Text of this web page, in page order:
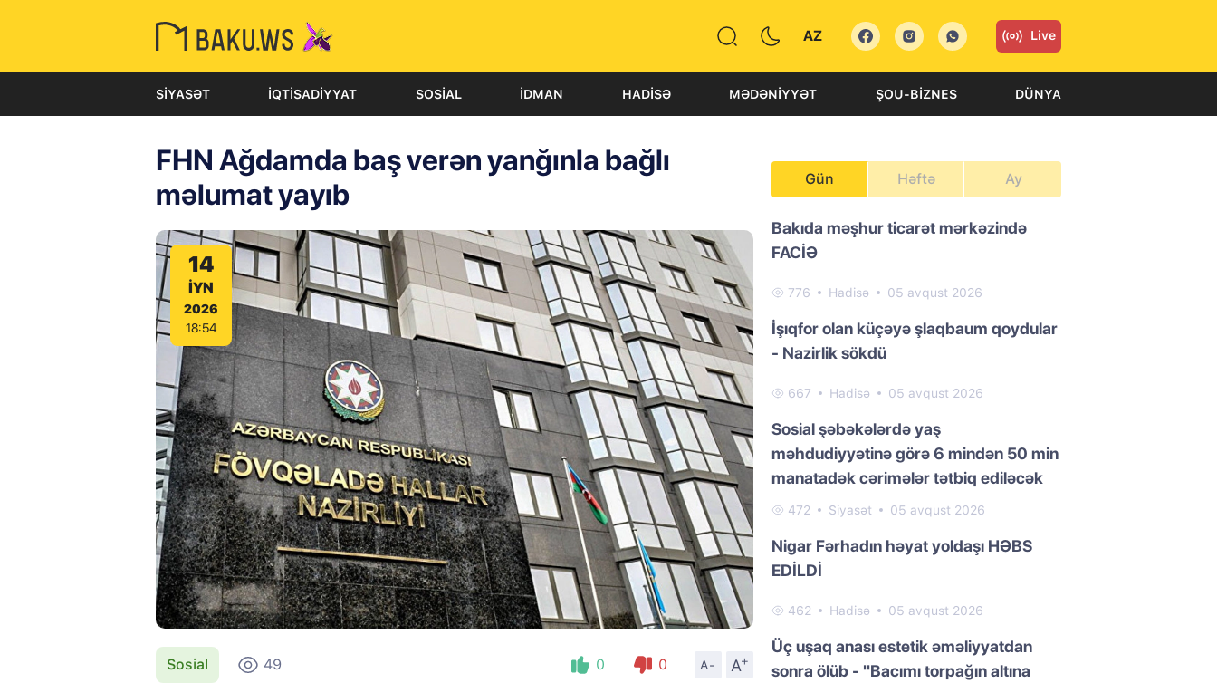
AZ Live
SIYASƏT İQTISADIYYAT SOSIAL İDMAN HADISƏ MƏDƏNIYYƏT ŞOU-BIZNES DÜNYA
FHN Ağdamda baş verən yanğınla bağlı
məlumat yayıb
14
IYN
2026
18:54
Sosial 49 0 0 A- A
+
Gün Həftə Ay
Bakıda məşhur ticarət mərkəzində
FACİƏ
776 Hadisə 05 avqust 2026
İşıqfor olan küçəyə şlaqbaum qoydular
- Nazirlik sökdü
667 Hadisə 05 avqust 2026
Sosial şəbəkələrdə yaş
məhdudiyyətinə görə 6 mindən 50 min
manatadək cərimələr tətbiq ediləcək
472 Siyasət 05 avqust 2026
Nigar Fərhadın həyat yoldaşı HƏBS
EDİLDİ
462 Hadisə 05 avqust 2026
Üç uşaq anası estetik əməliyyatdan
sonra ölüb - "Bacımı torpağın altına